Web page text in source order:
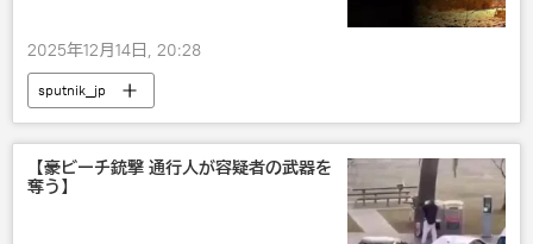
2025年12月14日, 20:28
sputnik_jp
【豪ビーチ銃撃 通行人が容疑者の武器を
奪う】